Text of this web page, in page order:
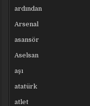
ardından
Arsenal
asansör
Aselsan
aşı
atatürk
atlet